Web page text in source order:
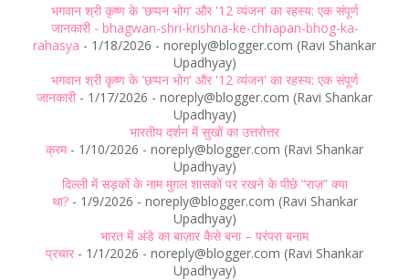
भगवान श्री कृष्ण के 'छप्पन भोग' और '12 व्यंजन' का रहस्य: एक संपूर्ण
जानकारी - bhagwan-shri-krishna-ke-chhapan-bhog-ka-
rahasya - 1/18/2026 - noreply@blogger.com (Ravi Shankar
Upadhyay)
भगवान श्री कृष्ण के 'छप्पन भोग' और '12 व्यंजन' का रहस्य: एक संपूर्ण
जानकारी- 1/17/2026 - noreply@blogger.com (Ravi Shankar
Upadhyay)
भारतीय दर्शन में सुखों का उत्तरोत्तर
क्रम- 1/10/2026 - noreply@blogger.com (Ravi Shankar
Upadhyay)
दिल्ली में सड़कों के नाम मुग़ल शासकों पर रखने के पीछे “राज़” क्या
था?- 1/9/2026 - noreply@blogger.com (Ravi Shankar
Upadhyay)
भारत में अंडे का बाज़ार कैसे बना – परंपरा बनाम
प्रचार - 1/1/2026 - noreply@blogger.com (Ravi Shankar
Upadhyay)